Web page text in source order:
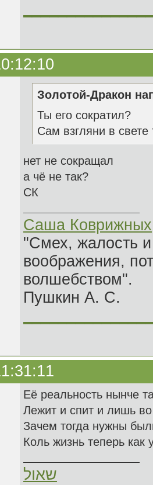
Золотой-Дракон
Ты его сократил?
Сам взгляни в
нет не сокращал
а чё не так?
СК
Саша Коврижных
"Смех, жалость
воображения,
волшебством".
Пушкин А. С.
Её реальность нынче
Лежит и спит и лишь
Зачем тогда нужны
Коль жизнь теперь
שאול